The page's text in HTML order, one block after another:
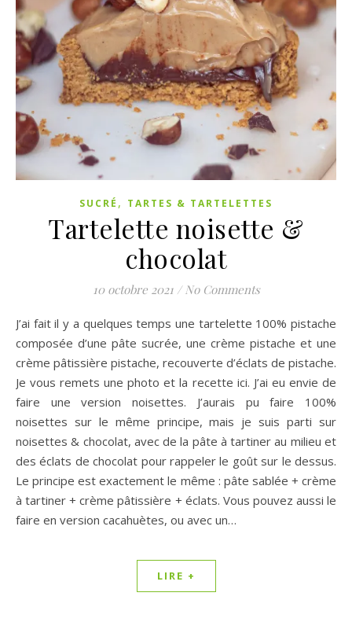
SUCRÉ , TARTES & TARTELETTES
Tartelette noisette &
chocolat
10 octobre 2021 / No Comments
J’ai fait il y a quelques temps une tartelette 100% pistache
composée d’une pâte sucrée, une crème pistache et une
crème pâtissière pistache, recouverte d’éclats de pistache.
Je vous remets une photo et la recette ici. J’ai eu envie de
faire une version noisettes. J’aurais pu faire 100%
noisettes sur le même principe, mais je suis parti sur
noisettes & chocolat, avec de la pâte à tartiner au milieu et
des éclats de chocolat pour rappeler le goût sur le dessus.
Le principe est exactement le même : pâte sablée + crème
à tartiner + crème pâtissière + éclats. Vous pouvez aussi le
faire en version cacahuètes, ou avec un…
LIRE +